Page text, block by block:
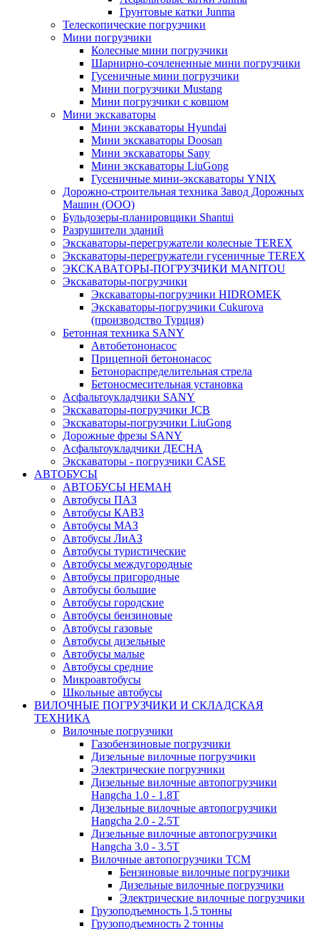
Грунтовые катки Junma
Телескопические погрузчики
Мини погрузчики
Колесные мини погрузчики
Шарнирно-сочлененные мини погрузчики
Гусеничные мини погрузчики
Мини погрузчики Mustang
Мини погрузчики с ковшом
Мини экскаваторы
Мини экскаваторы Hyundai
Мини экскаваторы Doosan
Мини экскаваторы Sany
Мини экскаваторы LiuGong
Гусеничные мини-экскаваторы YNIX
Дорожно-строительная техника Завод Дорожных
Машин (ООО)
Бульдозеры-планировщики Shantui
Разрушители зданий
Экскаваторы-перегружатели колесные TEREX
Экскаваторы-перегружатели гусеничные TEREX
ЭКСКАВАТОРЫ-ПОГРУЗЧИКИ MANITOU
Экскаваторы-погрузчики
Экскаваторы-погрузчики HIDROMEK
Экскаваторы-погрузчики Cukurova
(производство Турция)
Бетонная техника SANY
Автобетононасос
Прицепной бетононасос
Бетонораспределительная стрела
Бетоносмесительная установка
Асфальтоукладчики SANY
Экскаваторы-погрузчики JCB
Экскаваторы-погрузчики LiuGong
Дорожные фрезы SANY
Асфальтоукладчики ДЕСНА
Экскаваторы - погрузчики CASE
АВТОБУСЫ
АВТОБУСЫ НЕМАН
Автобусы ПАЗ
Автобусы КАВЗ
Автобусы МАЗ
Автобусы ЛиАЗ
Автобусы туристические
Автобусы междугородные
Автобусы пригородные
Автобусы большие
Автобусы городские
Автобусы бензиновые
Автобусы газовые
Автобусы дизельные
Автобусы малые
Автобусы средние
Микроавтобусы
Школьные автобусы
ВИЛОЧНЫЕ ПОГРУЗЧИКИ И СКЛАДСКАЯ
ТЕХНИКА
Вилочные погрузчики
Газобензиновые погрузчики
Дизельные вилочные погрузчики
Электрические погрузчики
Дизельные вилочные автопогрузчики
Hangcha 1.0 - 1.8T
Дизельные вилочные автопогрузчики
Hangcha 2.0 - 2.5T
Дизельные вилочные автопогрузчики
Hangcha 3.0 - 3.5Т
Вилочные автопогрузчики TCM
Бензиновые вилочные погрузчики
Дизельные вилочные погрузчики
Электрические вилочные погрузчики
Грузоподъемность 1,5 тонны
Грузоподъемность 2 тонны